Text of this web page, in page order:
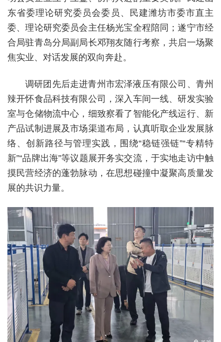
东省委理论研究委员会委员、民建潍坊市委市直主
委、理论研究委员会主任杨光宝全程陪同；遂宁市经
合局驻青岛分局副局长邓翔友随行考察，共启一场聚
焦实业、对话发展的双向奔赴。
调研团先后走进青州市宏泽液压有限公司、青州
辣开怀食品科技有限公司，深入车间一线、研发实验
室与仓储物流中心，细致察看了智能化产线运行、新
产品试制进展及市场渠道布局，认真听取企业发展脉
络、创新路径与管理实践，围绕“稳链强链”“专精特
新”“品牌出海”等议题展开务实交流，于实地走访中触
摸民营经济的蓬勃脉动，在思想碰撞中凝聚高质量发
展的共识力量。